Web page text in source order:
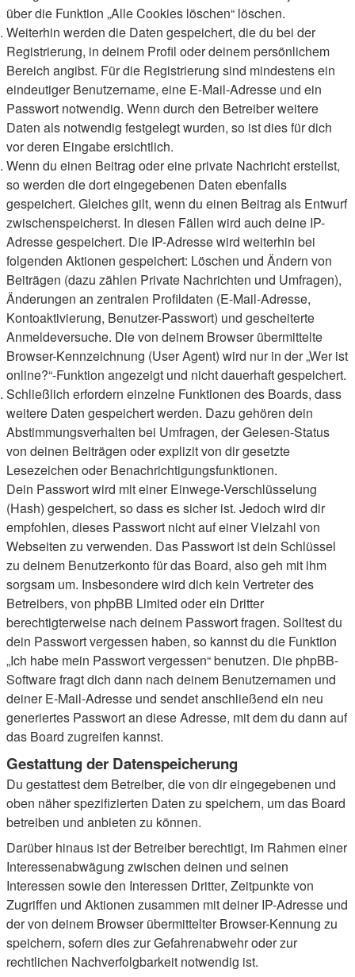
über die Funktion „Alle Cookies löschen“ löschen.
Weiterhin werden die Daten gespeichert, die du bei der
Registrierung, in deinem Profil oder deinem persönlichem
Bereich angibst. Für die Registrierung sind mindestens ein
eindeutiger Benutzername, eine E-Mail-Adresse und ein
Passwort notwendig. Wenn durch den Betreiber weitere
Daten als notwendig festgelegt wurden, so ist dies für dich
vor deren Eingabe ersichtlich.
Wenn du einen Beitrag oder eine private Nachricht erstellst,
so werden die dort eingegebenen Daten ebenfalls
gespeichert. Gleiches gilt, wenn du einen Beitrag als Entwurf
zwischenspeicherst. In diesen Fällen wird auch deine IP-
Adresse gespeichert. Die IP-Adresse wird weiterhin bei
folgenden Aktionen gespeichert: Löschen und Ändern von
Beiträgen (dazu zählen Private Nachrichten und Umfragen),
Änderungen an zentralen Profildaten (E-Mail-Adresse,
Kontoaktivierung, Benutzer-Passwort) und gescheiterte
Anmeldeversuche. Die von deinem Browser übermittelte
Browser-Kennzeichnung (User Agent) wird nur in der „Wer ist
online?“-Funktion angezeigt und nicht dauerhaft gespeichert.
Schließlich erfordern einzelne Funktionen des Boards, dass
weitere Daten gespeichert werden. Dazu gehören dein
Abstimmungsverhalten bei Umfragen, der Gelesen-Status
von deinen Beiträgen oder explizit von dir gesetzte
Lesezeichen oder Benachrichtigungsfunktionen.
Dein Passwort wird mit einer Einwege-Verschlüsselung
(Hash) gespeichert, so dass es sicher ist. Jedoch wird dir
empfohlen, dieses Passwort nicht auf einer Vielzahl von
Webseiten zu verwenden. Das Passwort ist dein Schlüssel
zu deinem Benutzerkonto für das Board, also geh mit ihm
sorgsam um. Insbesondere wird dich kein Vertreter des
Betreibers, von phpBB Limited oder ein Dritter
berechtigterweise nach deinem Passwort fragen. Solltest du
dein Passwort vergessen haben, so kannst du die Funktion
„Ich habe mein Passwort vergessen“ benutzen. Die phpBB-
Software fragt dich dann nach deinem Benutzernamen und
deiner E-Mail-Adresse und sendet anschließend ein neu
generiertes Passwort an diese Adresse, mit dem du dann auf
das Board zugreifen kannst.
Gestattung der Datenspeicherung
Du gestattest dem Betreiber, die von dir eingegebenen und
oben näher spezifizierten Daten zu speichern, um das Board
betreiben und anbieten zu können.
Darüber hinaus ist der Betreiber berechtigt, im Rahmen einer
Interessenabwägung zwischen deinen und seinen
Interessen sowie den Interessen Dritter, Zeitpunkte von
Zugriffen und Aktionen zusammen mit deiner IP-Adresse und
der von deinem Browser übermittelter Browser-Kennung zu
speichern, sofern dies zur Gefahrenabwehr oder zur
rechtlichen Nachverfolgbarkeit notwendig ist.